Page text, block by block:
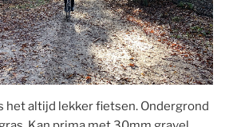
het altijd lekker fietsen. Ondergrond